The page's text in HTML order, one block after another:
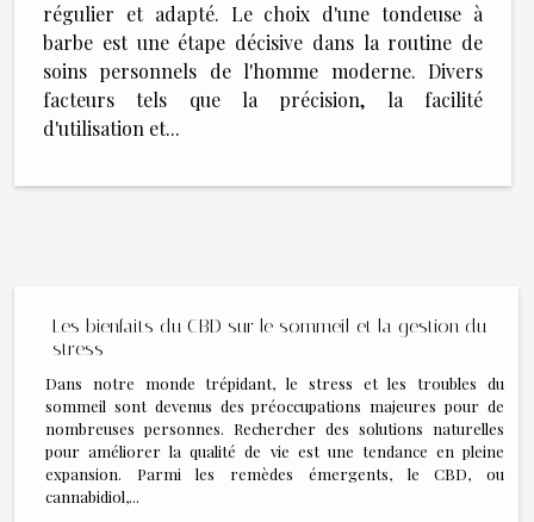
régulier et adapté. Le choix d'une tondeuse à
barbe est une étape décisive dans la routine de
soins personnels de l'homme moderne. Divers
facteurs tels que la précision, la facilité
d'utilisation et...
Les bienfaits du CBD sur le sommeil et la gestion du
stress
Dans notre monde trépidant, le stress et les troubles du
sommeil sont devenus des préoccupations majeures pour de
nombreuses personnes. Rechercher des solutions naturelles
pour améliorer la qualité de vie est une tendance en pleine
expansion. Parmi les remèdes émergents, le CBD, ou
cannabidiol,...